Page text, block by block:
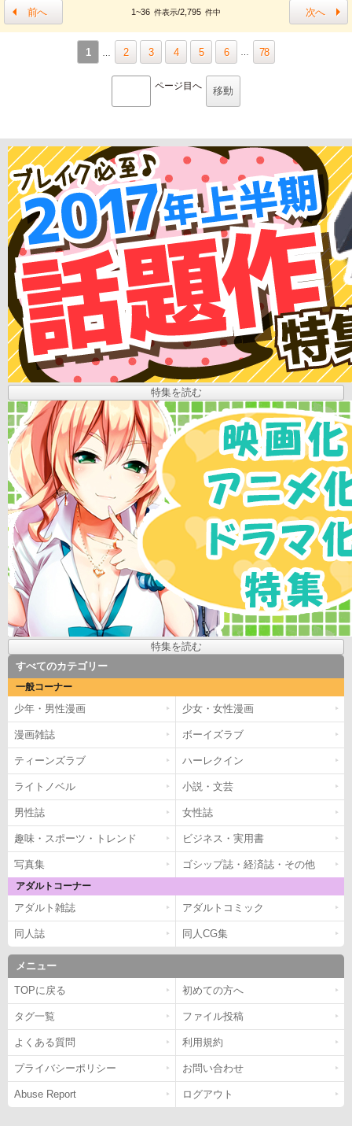
前へ 1~36 件表示/2,795 件中 次へ
1 2 3 4 5 6 78
ページ目へ
特集を読む
特集を読む
すべてのカテゴリー
一般コーナー
少年・男性漫画 少女・女性漫画
漫画雑誌 ボーイズラブ
ティーンズラブ ハーレクイン
ライトノベル 小説・文芸
男性誌 女性誌
趣味・スポーツ・トレンド ビジネス・実用書
写真集 ゴシップ誌・経済誌・その他
アダルトコーナー
アダルト雑誌 アダルトコミック
同人誌 同人CG集
メニュー
TOPに戻る 初めての方へ
タグ一覧 ファイル投稿
よくある質問 利用規約
プライバシーポリシー お問い合わせ
Abuse Report ログアウト